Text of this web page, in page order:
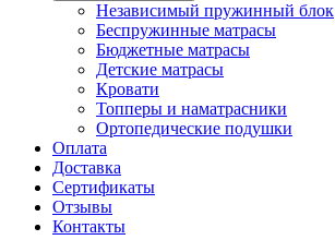
Независимый пружинный блок
Беспружинные матрасы
Бюджетные матрасы
Детские матрасы
Кровати
Топперы и наматрасники
Ортопедические подушки
Оплата
Доставка
Сертификаты
Отзывы
Контакты